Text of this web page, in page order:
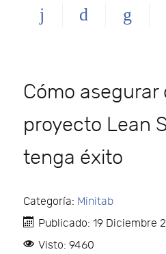
Cómo asegurar
proyecto Lean
tenga éxito
Categoría: Minitab
Publicado: 19 Diciembre
Visto: 9460